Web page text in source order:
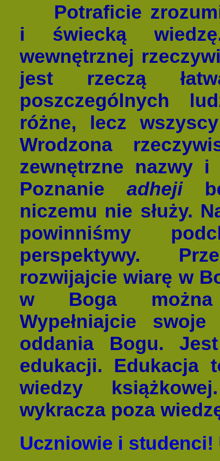
Potraficie
i świecką
wewnętrznej
jest rzeczą
poszczególnych
różne, lecz
Wrodzona
zewnętrzne
Poznanie adheji
niczemu nie służy.
powinniśmy
perspektywy.
rozwijajcie wiarę w
w Boga można
Wypełniajcie
oddania Bogu.
edukacji. Edukacja
wiedzy
wykracza poza
Uczniowie i studenci!